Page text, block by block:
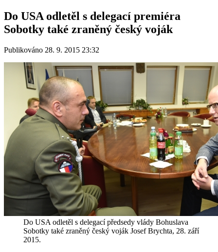
Do USA odletěl s delegací premiéra
Sobotky také zraněný český voják
Publikováno 28. 9. 2015 23:32
Do USA odletěl s delegací předsedy vlády Bohuslava
Sobotky také zraněný český voják Josef Brychta, 28. září
2015.